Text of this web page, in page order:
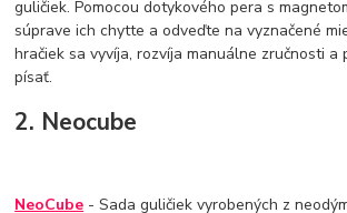
guličiek. Pomocou dotykového pera s
súprave ich chytte a odveďte na vyznačené
hračiek sa vyvíja, rozvíja manuálne zručnosti a
písať.
2. Neocube
NeoCube - Sada guličiek vyrobených z